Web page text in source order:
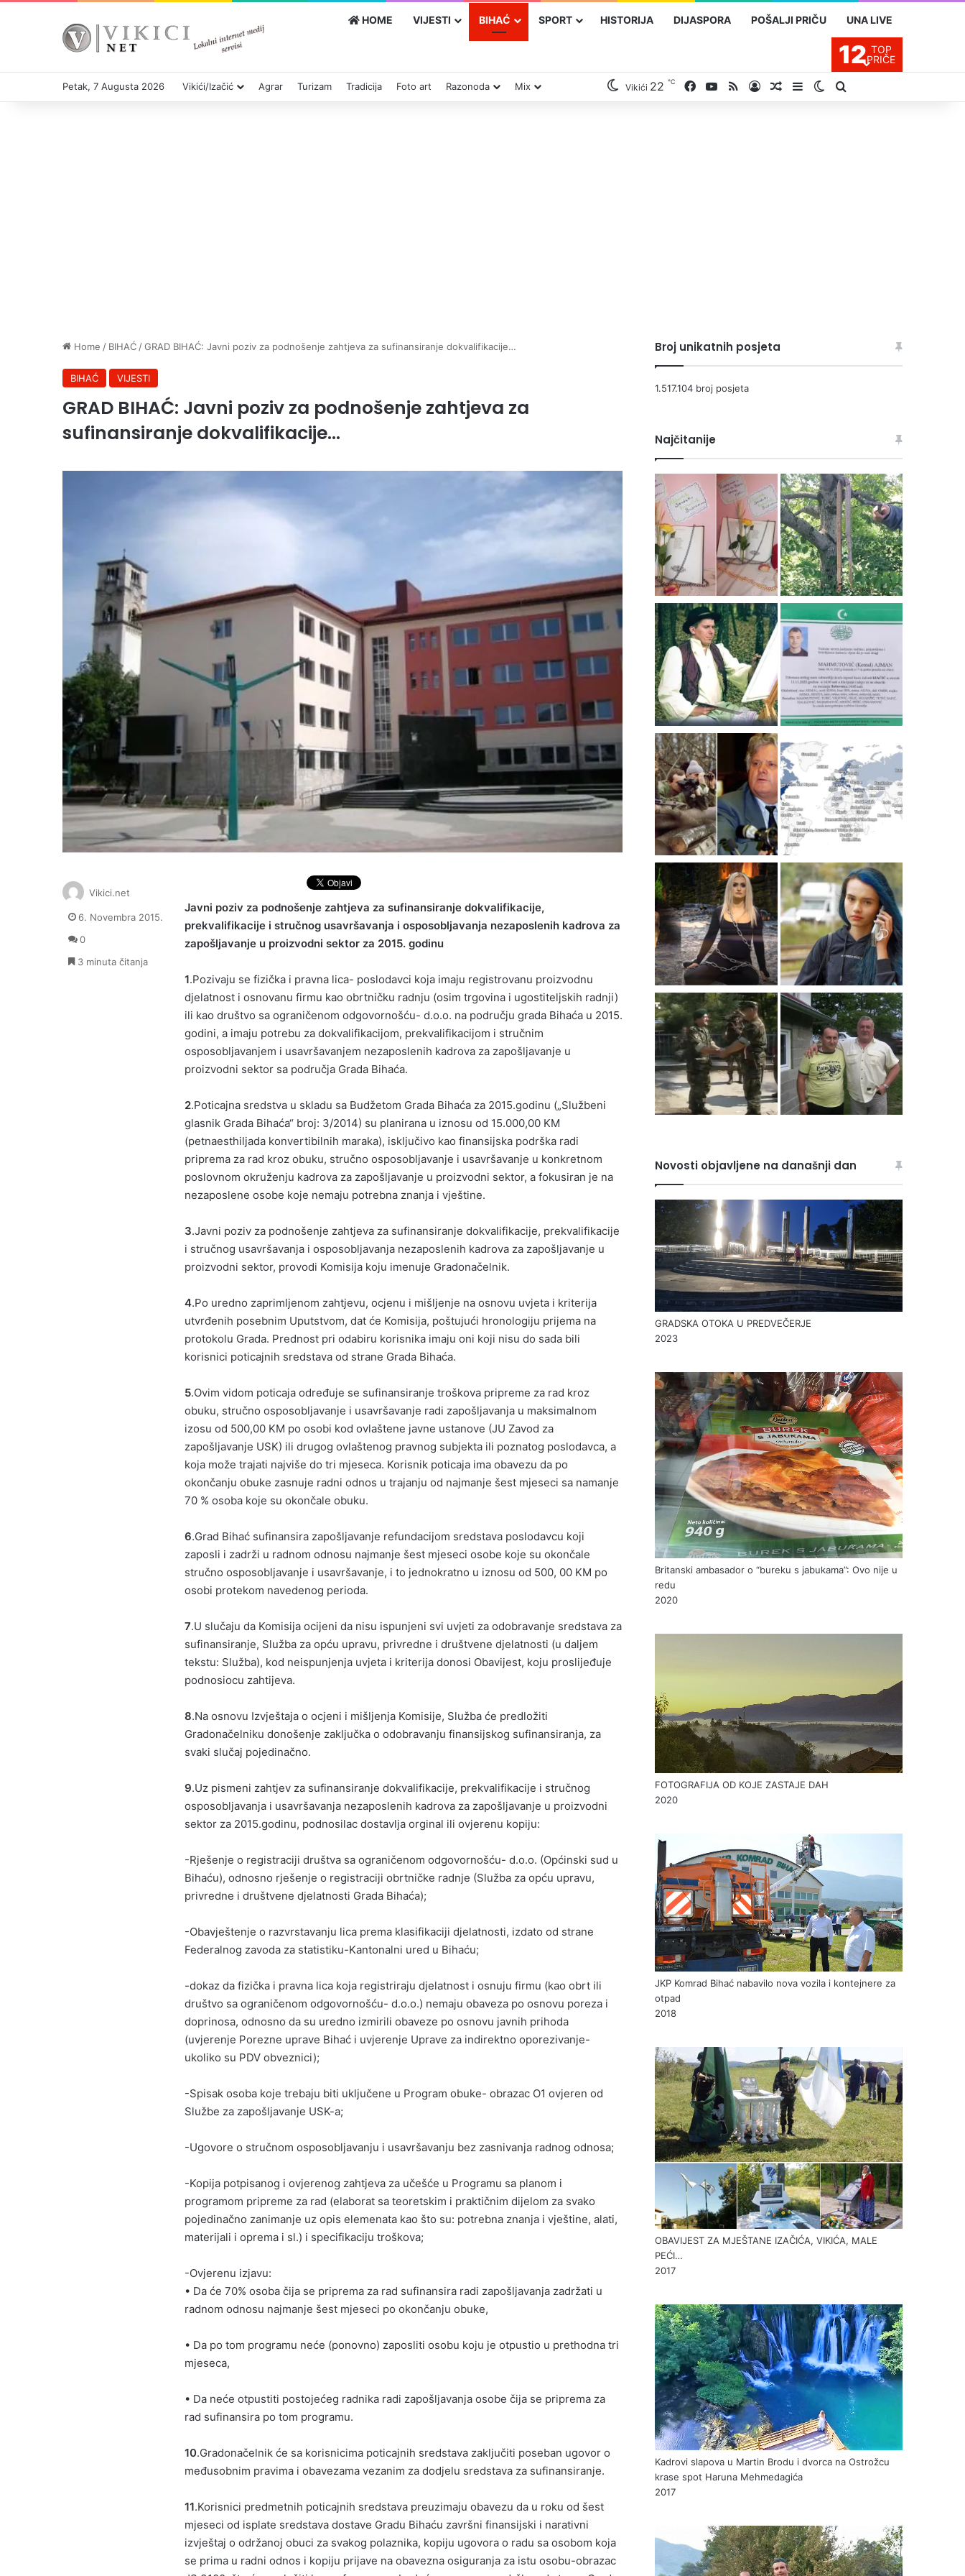
HOME VIJESTI BIHAĆ SPORT HISTORIJA DIJASPORA POŠALJI PRIČU UNA LIVE
12 TOP
PRIČE
Petak, 7 Augusta 2026 Vikići/Izačić Agrar Turizam Tradicija Foto art Razonoda Mix Vikići 22 ℃ Facebook
YouTube
RSS Prijavite se
Slučajan proizvod
SidebarSwitch skin
Home / BIHAĆ /GRAD BIHAĆ: Javni poziv za podnošenje zahtjeva za sufinansiranje dokvalifikacije…
BIHAĆ VIJESTI
GRAD BIHAĆ: Javni poziv za podnošenje zahtjeva za
sufinansiranje dokvalifikacije…
Javni poziv za podnošenje zahtjeva za sufinansiranje dokvalifikacije,
prekvalifikacije i stručnog usavršavanja i osposobljavanja nezaposlenih kadrova za
zapošljavanje u proizvodni sektor za 2015. godinu
1.Pozivaju se fizička i pravna lica- poslodavci koja imaju registrovanu proizvodnu
djelatnost i osnovanu firmu kao obrtničku radnju (osim trgovina i ugostiteljskih radnji)
ili kao društvo sa ograničenom odgovornošću- d.o.o. na području grada Bihaća u 2015.
godini, a imaju potrebu za dokvalifikacijom, prekvalifikacijom i stručnim
osposobljavanjem i usavršavanjem nezaposlenih kadrova za zapošljavanje u
proizvodni sektor sa područja Grada Bihaća.
2.Poticajna sredstva u skladu sa Budžetom Grada Bihaća za 2015.godinu („Službeni
glasnik Grada Bihaća“ broj: 3/2014) su planirana u iznosu od 15.000,00 KM
(petnaesthiljada konvertibilnih maraka), isključivo kao finansijska podrška radi
priprema za rad kroz obuku, stručno osposobljavanje i usavršavanje u konkretnom
poslovnom okruženju kadrova za zapošljavanje u proizvodni sektor, a fokusiran je na
nezaposlene osobe koje nemaju potrebna znanja i vještine.
3.Javni poziv za podnošenje zahtjeva za sufinansiranje dokvalifikacije, prekvalifikacije
i stručnog usavršavanja i osposobljavanja nezaposlenih kadrova za zapošljavanje u
proizvodni sektor, provodi Komisija koju imenuje Gradonačelnik.
4.Po uredno zaprimljenom zahtjevu, ocjenu i mišljenje na osnovu uvjeta i kriterija
utvrđenih posebnim Uputstvom, dat će Komisija, poštujući hronologiju prijema na
protokolu Grada. Prednost pri odabiru korisnika imaju oni koji nisu do sada bili
korisnici poticajnih sredstava od strane Grada Bihaća.
5.Ovim vidom poticaja određuje se sufinansiranje troškova pripreme za rad kroz
obuku, stručno osposobljavanje i usavršavanje radi zapošljavanja u maksimalnom
izosu od 500,00 KM po osobi kod ovlaštene javne ustanove (JU Zavod za
zapošljavanje USK) ili drugog ovlaštenog pravnog subjekta ili poznatog poslodavca, a
koja može trajati najviše do tri mjeseca. Korisnik poticaja ima obavezu da po
okončanju obuke zasnuje radni odnos u trajanju od najmanje šest mjeseci sa namanje
70 % osoba koje su okončale obuku.
6.Grad Bihać sufinansira zapošljavanje refundacijom sredstava poslodavcu koji
zaposli i zadrži u radnom odnosu najmanje šest mjeseci osobe koje su okončale
stručno osposobljavanje i usavršavanje, i to jednokratno u iznosu od 500, 00 KM po
osobi protekom navedenog perioda.
7.U slučaju da Komisija ocijeni da nisu ispunjeni svi uvjeti za odobravanje sredstava za
sufinansiranje, Služba za opću upravu, privredne i društvene djelatnosti (u daljem
tekstu: Služba), kod neispunjenja uvjeta i kriterija donosi Obavijest, koju proslijeđuje
podnosiocu zahtijeva.
8.Na osnovu Izvještaja o ocjeni i mišljenja Komisije, Služba će predložiti
Gradonačelniku donošenje zaključka o odobravanju finansijskog sufinansiranja, za
svaki slučaj pojedinačno.
9.Uz pismeni zahtjev za sufinansiranje dokvalifikacije, prekvalifikacije i stručnog
osposobljavanja i usavršavanja nezaposlenih kadrova za zapošljavanje u proizvodni
sektor za 2015.godinu, podnosilac dostavlja orginal ili ovjerenu kopiju:
-Rješenje o registraciji društva sa ograničenom odgovornošću- d.o.o. (Općinski sud u
Bihaću), odnosno rješenje o registraciji obrtničke radnje (Služba za opću upravu,
privredne i društvene djelatnosti Grada Bihaća);
-Obavještenje o razvrstavanju lica prema klasifikaciji djelatnosti, izdato od strane
Federalnog zavoda za statistiku-Kantonalni ured u Bihaću;
-dokaz da fizička i pravna lica koja registriraju djelatnost i osnuju firmu (kao obrt ili
društvo sa ograničenom odgovornošću- d.o.o.) nemaju obaveza po osnovu poreza i
doprinosa, odnosno da su uredno izmirili obaveze po osnovu javnih prihoda
(uvjerenje Porezne uprave Bihać i uvjerenje Uprave za indirektno oporezivanje-
ukoliko su PDV obveznici);
-Spisak osoba koje trebaju biti uključene u Program obuke- obrazac O1 ovjeren od
Službe za zapošljavanje USK-a;
-Ugovore o stručnom osposobljavanju i usavršavanju bez zasnivanja radnog odnosa;
-Kopija potpisanog i ovjerenog zahtjeva za učešće u Programu sa planom i
programom pripreme za rad (elaborat sa teoretskim i praktičnim dijelom za svako
pojedinačno zanimanje uz opis elemenata kao što su: potrebna znanja i vještine, alati,
materijali i oprema i sl.) i specifikaciju troškova;
-Ovjerenu izjavu:
• Da će 70% osoba čija se priprema za rad sufinansira radi zapošljavanja zadržati u
radnom odnosu najmanje šest mjeseci po okončanju obuke,
• Da po tom programu neće (ponovno) zaposliti osobu koju je otpustio u prethodna tri
mjeseca,
• Da neće otpustiti postojećeg radnika radi zapošljavanja osobe čija se priprema za
rad sufinansira po tom programu.
10.Gradonačelnik će sa korisnicima poticajnih sredstava zaključiti poseban ugovor o
međusobnim pravima i obavezama vezanim za dodjelu sredstava za sufinansiranje.
11.Korisnici predmetnih poticajnih sredstava preuzimaju obavezu da u roku od šest
mjeseci od isplate sredstava dostave Gradu Bihaću završni finansijski i narativni
izvještaj o održanoj obuci za svakog polaznika, kopiju ugovora o radu sa osobom koja
se prima u radni odnos i kopiju prijave na obavezna osiguranja za istu osobu-obrazac
Vikici.net
6. Novembra 2015.
0
3 minuta čitanja
Broj unikatnih posjeta
1.517.104 broj posjeta
Najčitanije
Novosti objavljene na današnji dan
GRADSKA OTOKA U PREDVEČERJE
2023
Britanski ambasador o “bureku s jabukama”: Ovo nije u
redu
2020
FOTOGRAFIJA OD KOJE ZASTAJE DAH
2020
JKP Komrad Bihać nabavilo nova vozila i kontejnere za
otpad
2018
OBAVIJEST ZA MJEŠTANE IZAČIĆA, VIKIĆA, MALE
PEĆI…
2017
Kadrovi slapova u Martin Brodu i dvorca na Ostrožcu
krase spot Haruna Mehmedagića
2017